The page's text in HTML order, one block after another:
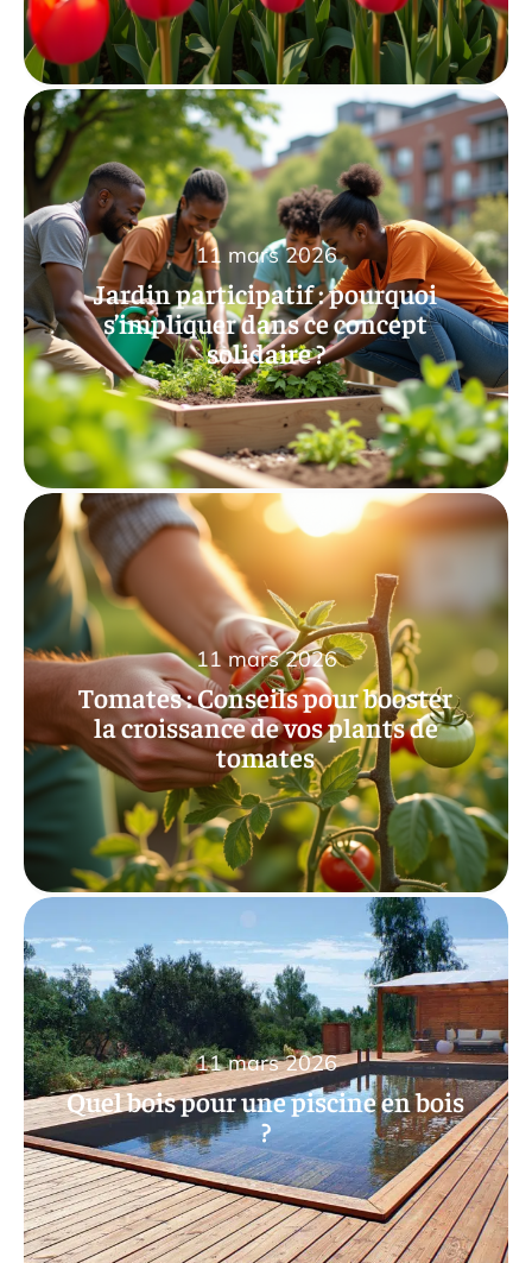
Jardin participatif : pourquoi
s’impliquer dans ce concept
solidaire ?
11 mars 2026
Tomates : Conseils pour booster
la croissance de vos plants de
tomates
11 mars 2026
Quel bois pour une piscine en bois
?
11 mars 2026